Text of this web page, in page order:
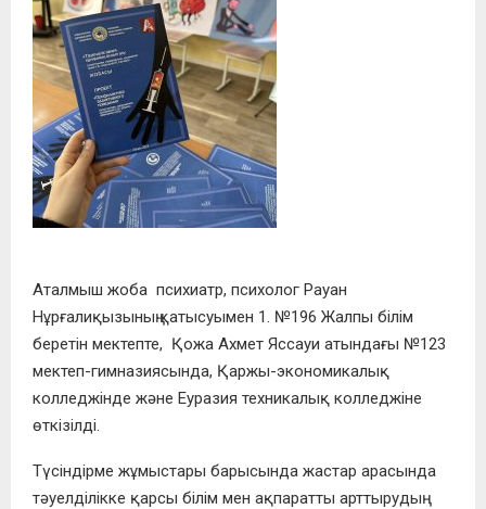
Аталмыш жоба психиатр, психолог Рауан
Нұрғалиқызының қатысуымен 1. №196 Жалпы білім
беретін мектепте, Қожа Ахмет Яссауи атындағы №123
мектеп-гимназиясында, Қаржы-экономикалық
колледжінде және Еуразия техникалық колледжіне
өткізілді.
Түсіндірме жұмыстары барысында жастар арасында
тәуелділікке қарсы білім мен ақпаратты арттырудың